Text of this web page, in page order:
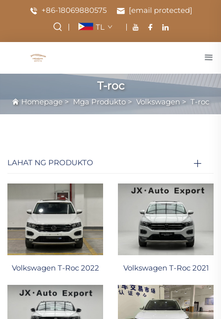
+86-18069880575
[email protected]
TL
T-roc
Homepage > Mga Produkto > Volkswagen > T-roc
LAHAT NG PRODUKTO
Volkswagen T-Roc 2022 Volkswagen T-Roc 2021